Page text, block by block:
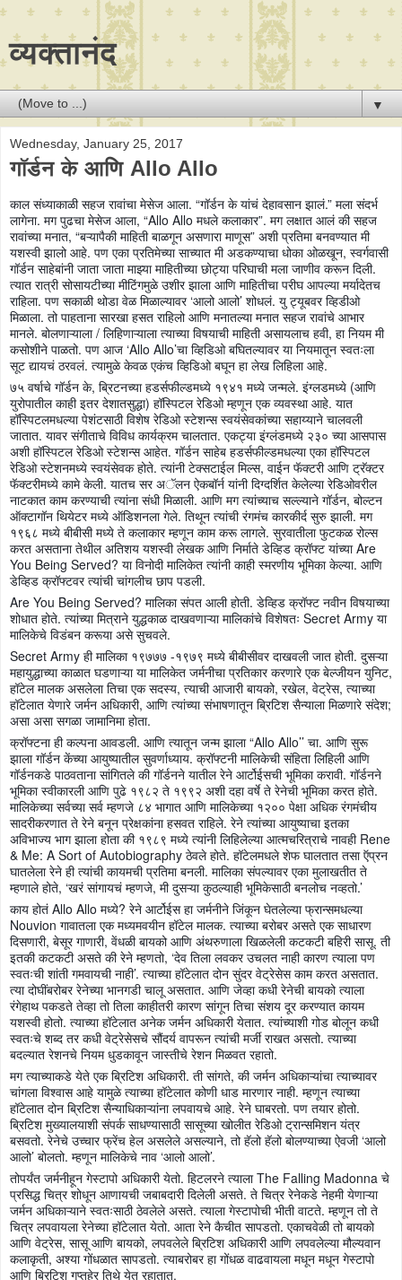
व्यक्तानंद
▼
Wednesday, January 25, 2017
गॉर्डन के आणि Allo Allo
काल संध्याकाळी सहज रावांचा मेसेज आला. “गॉर्डन के यांचं देहावसान झालं.” मला संदर्भ
लागेना. मग पुढचा मेसेज आला, “Allo Allo मधले कलाकार”. मग लक्षात आलं की सहज
रावांच्या मनात, “बऱ्यापैकी माहिती बाळगून असणारा माणूस” अशी प्रतिमा बनवण्यात मी
यशस्वी झालो आहे. पण एका प्रतिमेच्या साच्यात मी अडकण्याचा धोका ओळखून, स्वर्गवासी
गॉर्डन साहेबांनी जाता जाता माझ्या माहितीच्या छोट्या परिघाची मला जाणीव करून दिली.
त्यात रात्री सोसायटीच्या मीटिंगमुळे उशीर झाला आणि माहितीचा परीघ आपल्या मर्यादेतच
राहिला. पण सकाळी थोडा वेळ मिळाल्यावर ‘आलो आलो’ शोधलं. यु ट्यूबवर व्हिडीओ
मिळाला. तो पाहताना सारखा हसत राहिलो आणि मनातल्या मनात सहज रावांचे आभार
मानले. बोलणाऱ्याला / लिहिणाऱ्याला त्याच्या विषयाची माहिती असायलाच हवी, हा नियम मी
कसोशीने पाळतो. पण आज ‘Allo Allo’चा व्हिडिओ बघितल्यावर या नियमातून स्वतःला
सूट द्यायचं ठरवलं. त्यामुळे केवळ एकंच व्हिडिओ बघून हा लेख लिहिला आहे.
७५ वर्षाचे गॉर्डन के, ब्रिटनच्या हडर्सफील्डमध्ये १९४१ मध्ये जन्मले. इंग्लडमध्ये (आणि
युरोपातील काही इतर देशातसुद्धा) हॉस्पिटल रेडिओ म्हणून एक व्यवस्था आहे. यात
हॉस्पिटलमधल्या पेशंटसाठी विशेष रेडिओ स्टेशन्स स्वयंसेवकांच्या सहाय्याने चालवली
जातात. यावर संगीताचे विविध कार्यक्रम चालतात. एकट्या इंग्लंडमध्ये २३० च्या आसपास
अशी हॉस्पिटल रेडिओ स्टेशन्स आहेत. गॉर्डन साहेब हडर्सफील्डमधल्या एका हॉस्पिटल
रेडिओ स्टेशनमध्ये स्वयंसेवक होते. त्यांनी टेक्सटाईल मिल्स, वाईन फॅक्टरी आणि ट्रॅक्टर
फॅक्टरीमध्ये कामे केली. यातच सर अॅलन ऐकबॉर्न यांनी दिग्दर्शित केलेल्या रेडिओवरील
नाटकात काम करण्याची त्यांना संधी मिळाली. आणि मग त्यांच्याच सल्ल्याने गॉर्डन, बोल्टन
ऑक्टागॉन थियेटर मध्ये ऑडिशनला गेले. तिथून त्यांची रंगमंच कारकीर्द सुरु झाली. मग
१९६८ मध्ये बीबीसी मध्ये ते कलाकार म्हणून काम करू लागले. सुरवातीला फुटकळ रोल्स
करत असताना तेथील अतिशय यशस्वी लेखक आणि निर्माते डेव्हिड क्रॉफ्ट यांच्या Are
You Being Served? या विनोदी मालिकेत त्यांनी काही स्मरणीय भूमिका केल्या. आणि
डेव्हिड क्रॉफ्टवर त्यांची चांगलीच छाप पडली.
Are You Being Served? मालिका संपत आली होती. डेव्हिड क्रॉफ्ट नवीन विषयाच्या
शोधात होते. त्यांच्या मित्राने युद्धकाळ दाखवणाऱ्या मालिकांचे विशेषतः Secret Army या
मालिकेचे विडंबन करूया असे सुचवले.
Secret Army ही मालिका १९७७७ -१९७९ मध्ये बीबीसीवर दाखवली जात होती. दुसऱ्या
महायुद्धाच्या काळात घडणाऱ्या या मालिकेत जर्मनीचा प्रतिकार करणारे एक बेल्जीयन युनिट,
हॉटेल मालक असलेला तिचा एक सदस्य, त्याची आजारी बायको, रखेल, वेट्रेस, त्याच्या
हॉटेलात येणारे जर्मन अधिकारी, आणि त्यांच्या संभाषणातून ब्रिटिश सैन्याला मिळणारे संदेश;
असा असा सगळा जामानिमा होता.
क्रॉफ्टना ही कल्पना आवडली. आणि त्यातून जन्म झाला “Allo Allo’’ चा. आणि सुरू
झाला गॉर्डन केंच्या आयुष्यातील सुवर्णाध्याय. क्रॉफ्टनी मालिकेची संहिता लिहिली आणि
गॉर्डनकडे पाठवताना सांगितले की गॉर्डनने यातील रेने आर्टोईसची भूमिका करावी. गॉर्डनने
भूमिका स्वीकारली आणि पुढे १९८२ ते १९९२ अशी दहा वर्षे ते रेनेची भूमिका करत होते.
मालिकेच्या सर्वच्या सर्व म्हणजे ८४ भागात आणि मालिकेच्या १२०० पेक्षा अधिक रंगमंचीय
सादरीकरणात ते रेने बनून प्रेक्षकांना हसवत राहिले. रेने त्यांच्या आयुष्याचा इतका
अविभाज्य भाग झाला होता की १९८९ मध्ये त्यांनी लिहिलेल्या आत्मचरित्राचे नावही Rene
& Me: A Sort of Autobiography ठेवले होते. हॉटेलमधले शेफ घालतात तसा ऍप्रन
घातलेला रेने ही त्यांची कायमची प्रतिमा बनली. मालिका संपल्यावर एका मुलाखतीत ते
म्हणाले होते, ‘खरं सांगायचं म्हणजे, मी दुसऱ्या कुठल्याही भूमिकेसाठी बनलोच नव्हतो.’
काय होतं Allo Allo मध्ये? रेने आर्टोईस हा जर्मनीने जिंकून घेतलेल्या फ्रान्समधल्या
Nouvion गावातला एक मध्यमवयीन हॉटेल मालक. त्याच्या बरोबर असते एक साधारण
दिसणारी, बेसूर गाणारी, वेंधळी बायको आणि अंथरुणाला खिळलेली कटकटी बहिरी सासू. ती
इतकी कटकटी असते की रेने म्हणतो, ‘देव तिला लवकर उचलत नाही कारण त्याला पण
स्वतःची शांती गमवायची नाही’. त्याच्या हॉटेलात दोन सुंदर वेट्रेसेस काम करत असतात.
त्या दोघींबरोबर रेनेच्या भानगडी चालू असतात. आणि जेव्हा कधी रेनेची बायको त्याला
रंगेहाथ पकडते तेव्हा तो तिला काहीतरी कारण सांगून तिचा संशय दूर करण्यात कायम
यशस्वी होतो. त्याच्या हॉटेलात अनेक जर्मन अधिकारी येतात. त्यांच्याशी गोड बोलून कधी
स्वतःचे शब्द तर कधी वेट्रेसेसचे सौंदर्य वापरून त्यांची मर्जी राखत असतो. त्याच्या
बदल्यात रेशनचे नियम धुडकावून जास्तीचे रेशन मिळवत रहातो.
मग त्याच्याकडे येते एक ब्रिटिश अधिकारी. ती सांगते, की जर्मन अधिकाऱ्यांचा त्याच्यावर
चांगला विश्वास आहे यामुळे त्याच्या हॉटेलात कोणी धाड मारणार नाही. म्हणून त्याच्या
हॉटेलात दोन ब्रिटिश सैन्याधिकाऱ्यांना लपवायचे आहे. रेने घाबरतो. पण तयार होतो.
ब्रिटिश मुख्यालयाशी संपर्क साधण्यासाठी सासूच्या खोलीत रेडिओ ट्रान्समिशन यंत्र
बसवतो. रेनेचे उच्चार फ्रेंच हेल असलेले असल्याने, तो हॅलो हॅलो बोलण्याच्या ऐवजी ‘आलो
आलो’ बोलतो. म्हणून मालिकेचे नाव ‘आलो आलो’.
तोपर्यंत जर्मनीहून गेस्टापो अधिकारी येतो. हिटलरने त्याला The Falling Madonna चे
प्रसिद्ध चित्र शोधून आणायची जबाबदारी दिलेली असते. ते चित्र रेनेकडे नेहमी येणाऱ्या
जर्मन अधिकाऱ्याने स्वतःसाठी ठेवलेले असते. त्याला गेस्टापोची भीती वाटते. म्हणून तो ते
चित्र लपवायला रेनेच्या हॉटेलात येतो. आता रेने कैचीत सापडतो. एकाचवेळी तो बायको
आणि वेट्रेस, सासू आणि बायको, लपवलेले ब्रिटिश अधिकारी आणि लपवलेल्या मौल्यवान
कलाकृती, अश्या गोंधळात सापडतो. त्याबरोबर हा गोंधळ वाढवायला मधून मधून गेस्टापो
आणि ब्रिटिश गुप्तहेर तिथे येत रहातात.